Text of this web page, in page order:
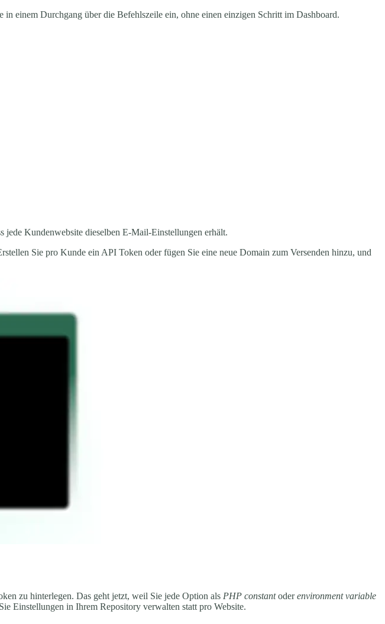
einem Durchgang über die Befehlszeile ein, ohne einen einzigen Schritt im Dashboard.
jede Kundenwebsite dieselben E-Mail-Einstellungen erhält.
Sie pro Kunde ein API Token oder fügen Sie eine neue Domain zum Versenden hinzu, und
zu hinterlegen. Das geht jetzt, weil Sie jede Option als PHP constantoderenvironment variable
Einstellungen in Ihrem Repository verwalten statt pro Website.